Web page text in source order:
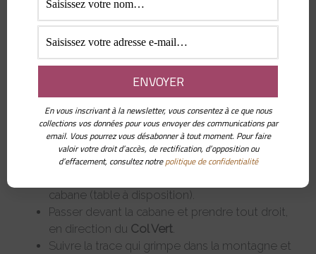
de Villard (ou des Glovettes)
Départ de lastation de Villard, le Balcon, ou bien
desGlovettes, un peu au dessus.
Une fois aux Glovettes, prendre la direction du
Collet des Clots(soit par les pistes de ski, si la
soit par le GR Tour des 4 montagnes qui passe à
travers la forêt (chemins balisés).
Au Collet des clos, se diriger vers labergerie de
la Faugepuis suivre la trace jusqu’à lacabane du
cabane (table à disposition).
Passer devant la cabane et prendre tout droit,
en direction du Col Vert
Suivre la trace qui grimpe dans la montagne et
En vous inscrivant à la newsletter, vous consentez à ce que nous
collections vos données pour vous envoyer des communications par
email. Vous pourrez vous désabonner à tout moment. Pour faire
valoir votre droit d’accès, de rectification, d’opposition ou
d’effacement, consultez notrepolitique de confidentialité